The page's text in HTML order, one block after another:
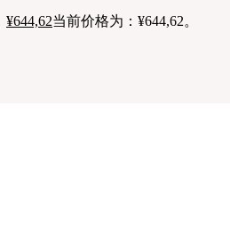
¥644,62当前价格为：¥644,62。